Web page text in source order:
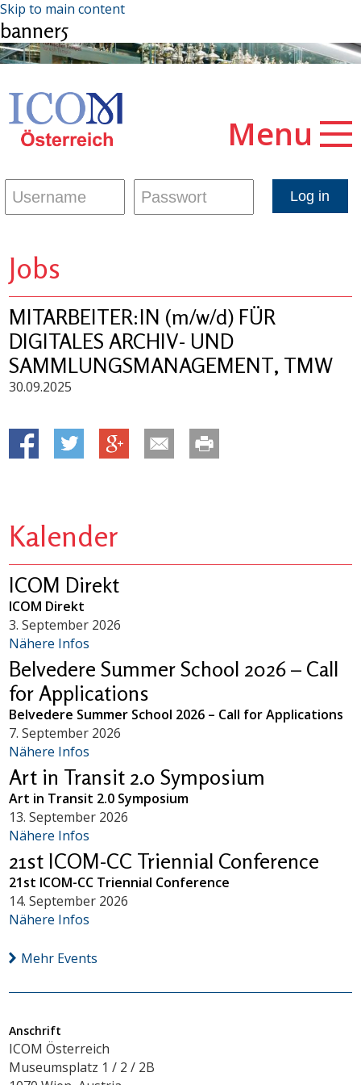
Skip to main content
banner5
Menu
Jobs
MITARBEITER:IN (m/w/d) FÜR
DIGITALES ARCHIV- UND
SAMMLUNGSMANAGEMENT, TMW
30.09.2025
Kalender
ICOM Direkt
ICOM Direkt
3. September 2026
Nähere Infos
Belvedere Summer School 2026 – Call
for Applications
Belvedere Summer School 2026 – Call for Applications
7. September 2026
Nähere Infos
Art in Transit 2.0 Symposium
Art in Transit 2.0 Symposium
13. September 2026
Nähere Infos
21st ICOM-CC Triennial Conference
21st ICOM-CC Triennial Conference
14. September 2026
Nähere Infos
Mehr Events
Anschrift
ICOM Österreich
Museumsplatz 1 / 2 / 2B